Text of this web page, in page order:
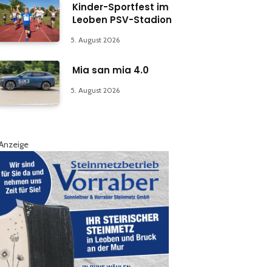
Kinder-Sportfest im
Leoben PSV-Stadion
5. August 2026
Mia san mia 4.0
5. August 2026